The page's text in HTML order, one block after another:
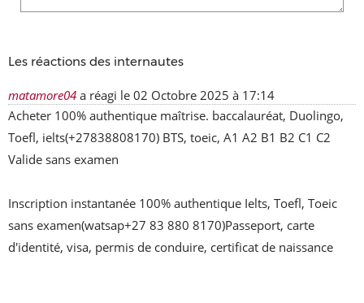
Les réactions des internautes
matamore04 a réagi le 02 Octobre 2025 à 17:14
Acheter 100% authentique maîtrise. baccalauréat, Duolingo,
Toefl, ielts(+27838808170) BTS, toeic, A1 A2 B1 B2 C1 C2
Valide sans examen
Inscription instantanée 100% authentique Ielts, Toefl, Toeic
sans examen(watsap+27 83 880 8170)Passeport, carte
d'identité, visa, permis de conduire, certificat de naissance